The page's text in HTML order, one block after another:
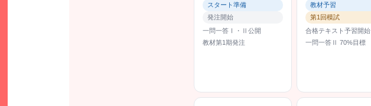
スタート準備
発注開始
一問一答Ⅰ・Ⅱ公開
教材第1期発注
教材予習
第1回模試
合格テキスト予習開始
一問一答Ⅱ 70%目標